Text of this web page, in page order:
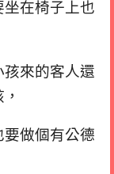
在椅子上也
來的客人還
做個有公德